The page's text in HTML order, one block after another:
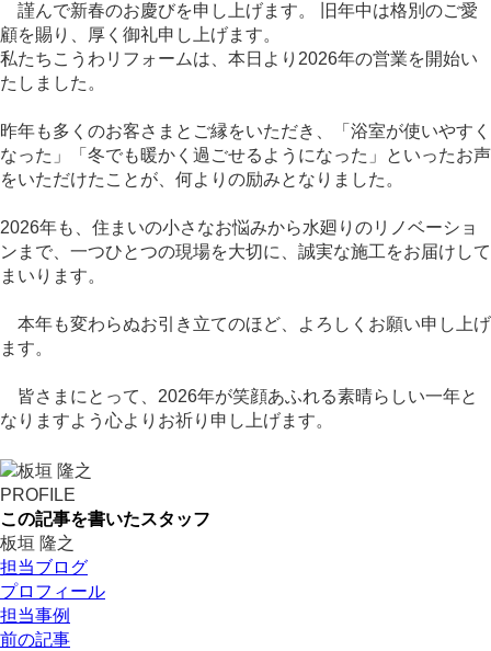
謹んで新春のお慶びを申し上げます。 旧年中は格別のご愛
顧を賜り、厚く御礼申し上げます。
私たちこうわリフォームは、本日より2026年の営業を開始い
たしました。
昨年も多くのお客さまとご縁をいただき、「浴室が使いやすく
なった」「冬でも暖かく過ごせるようになった」といったお声
をいただけたことが、何よりの励みとなりました。
2026年も、住まいの小さなお悩みから水廻りのリノベーショ
ンまで、一つひとつの現場を大切に、誠実な施工をお届けして
まいります。
本年も変わらぬお引き立てのほど、よろしくお願い申し上げ
ます。
皆さまにとって、2026年が笑顔あふれる素晴らしい一年と
なりますよう心よりお祈り申し上げます。
PROFILE
この記事を書いたスタッフ
板垣 隆之
担当ブログ
プロフィール
担当事例
前の記事